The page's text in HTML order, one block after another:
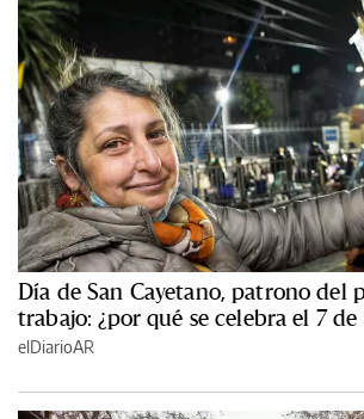
Día de San Cayetano, patrono del
trabajo: ¿por qué se celebra el 7 de
elDiarioAR